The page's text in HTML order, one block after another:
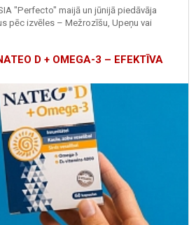
"Perfecto" maijā un jūnijā piedāvāja
pēc izvēles – Mežrozīšu, Upeņu vai
D + OMEGA-3 – EFEKTĪVA